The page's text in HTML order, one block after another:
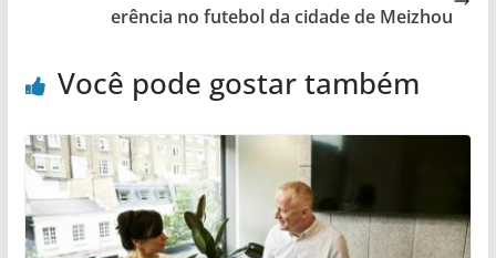
erência no futebol da cidade de Meizhou
Você pode gostar também